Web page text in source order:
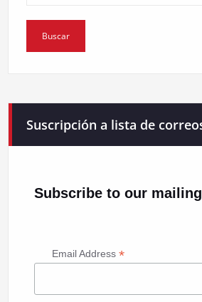
Suscripción a lista de
Subscribe to our
Email Address *